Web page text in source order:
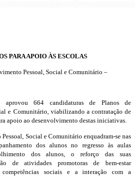
PARA APOIO ÀS ESCOLAS
Pessoal, Social e Comunitário –
664 candidaturas de Planos de
e Comunitário, viabilizando a contratação de
apoio ao desenvolvimento destas iniciativas.
Social e Comunitário enquadram-se nas
dos alunos no regresso às aulas
dos alunos, o reforço das suas
de atividades promotoras de bem-estar
sociais e a interação com a